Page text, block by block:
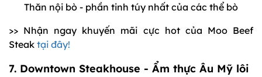
Thăn nội bò - phần tinh túy nhất của các thể bò
>> Nhận ngay khuyến mãi cực hot của Moo Beef
Steak tại đây!
7. Downtown Steakhouse - Ẩm thực Âu Mỹ lôi